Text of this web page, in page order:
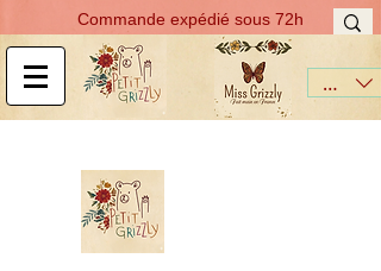
Commande expédié sous 72h
EUR (€)